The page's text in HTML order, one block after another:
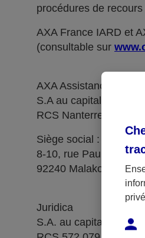
procédures de
AXA France IARD et
(consultable sur
AXA Assistance
S.A au capital de 51
RCS Nanterre 415 392
Siège social :
8-10, rue Paul Vaillant
92240 Malakoff
Juridica
S.A. au capital de 14